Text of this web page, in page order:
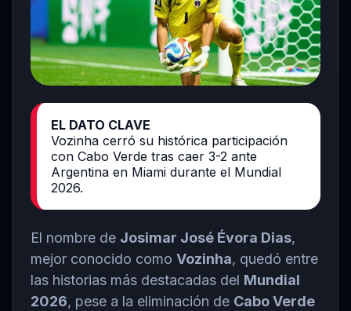
EL DATO CLAVE
Vozinha cerró su histórica participación
con Cabo Verde tras caer 3-2 ante
Argentina en Miami durante el Mundial
2026.
El nombre de Josimar José Évora Dias,
mejor conocido como Vozinha, quedó entre
las historias más destacadas del Mundial
2026, pese a la eliminación de Cabo Verde